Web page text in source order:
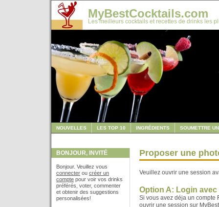
MyBestCocktails.com
Les meilleurs cocktails et recettes de drinks les
NOUVELLES LES TOP 10 INGRÉDIENTS SOUMETTRE
BONJOUR, INVITÉ
Bonjour. Veuillez vous
connecter ou créer un
compte pour voir vos drinks
préférés, voter, commenter
et obtenir des suggestions
personalisées!
Proposer une
Veuillez ouvrir une session
Option A: Login
Si vous avez déja un compte
ouvrir une session sur